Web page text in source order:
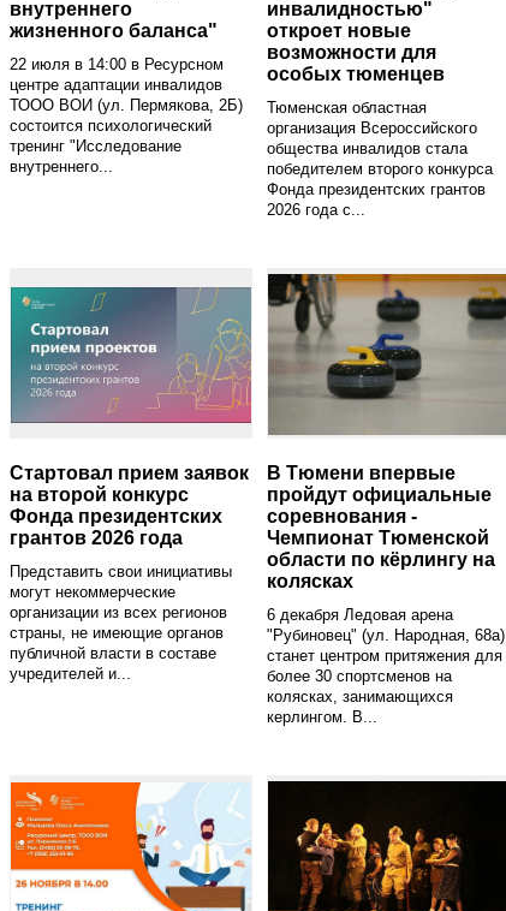
внутреннего
жизненного баланса"
22 июля в 14:00 в Ресурсном
центре адаптации инвалидов
ТООО ВОИ (ул. Пермякова, 2Б)
состоится психологический
тренинг "Исследование
внутреннего...
инвалидностью"
откроет новые
возможности для
особых тюменцев
Тюменская областная
организация Всероссийского
общества инвалидов стала
победителем второго конкурса
Фонда президентских грантов
2026 года с...
Стартовал прием заявок
на второй конкурс
Фонда президентских
грантов 2026 года
Представить свои инициативы
могут некоммерческие
организации из всех регионов
страны, не имеющие органов
публичной власти в составе
учредителей и...
В Тюмени впервые
пройдут официальные
соревнования -
Чемпионат Тюменской
области по кёрлингу на
колясках
6 декабря Ледовая арена
"Рубиновец" (ул. Народная, 68а)
станет центром притяжения для
более 30 спортсменов на
колясках, занимающихся
керлингом. В...